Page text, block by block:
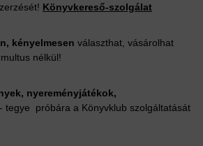
Könyvkereső-szolgálat
kényelmesen választhat, vásárolhat
nélkül!
nyereményjátékok,
- tegye próbára a Könyvklub szolgáltatását